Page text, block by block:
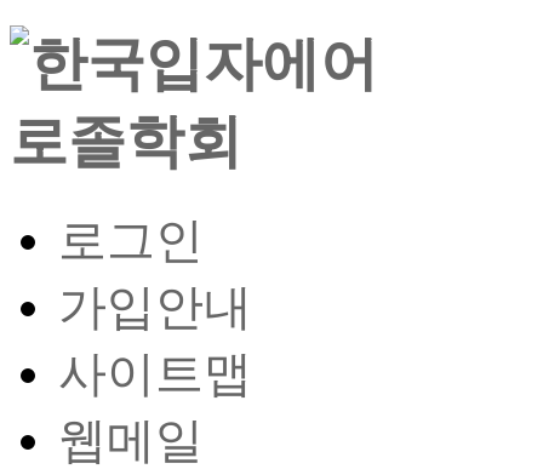
로그인
가입안내
사이트맵
웹메일